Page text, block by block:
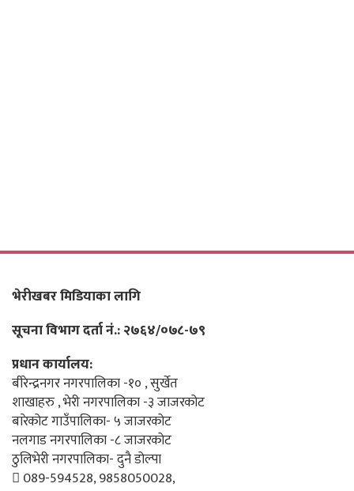
भेरीखबर मिडियाका लागि
सूचना विभाग दर्ता नं.: २७६४/०७८-७९
प्रधान कार्यालय:
बीरेन्द्रनगर नगरपालिका -१० , सुर्खेत
शाखाहरु , भेरी नगरपालिका -३ जाजरकोट
बारेकोट गाउँपालिका- ५ जाजरकोट
नलगाड नगरपालिका -८ जाजरकोट
ठुलिभेरी नगरपालिका- दुनै डोल्पा
089-594528, 9858050028,